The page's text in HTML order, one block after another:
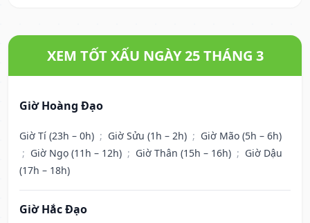
XEM TỐT XẤU NGÀY 25 THÁNG 3
Giờ Hoàng Đạo
Giờ Tí (23h – 0h) ; Giờ Sửu (1h – 2h) ; Giờ Mão (5h – 6h)
; Giờ Ngọ (11h – 12h) ; Giờ Thân (15h – 16h) ; Giờ Dậu
(17h – 18h)
Giờ Hắc Đạo